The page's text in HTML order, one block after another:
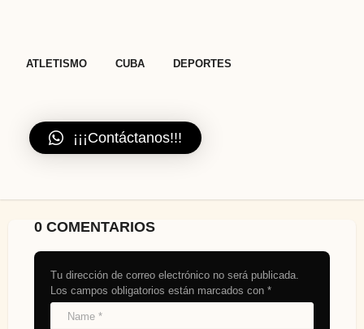
ATLETISMO CUBA DEPORTES
¡¡¡Contáctanos!!!
0 COMENTARIOS
Tu dirección de correo electrónico no será publicada.
Los campos obligatorios están marcados con *